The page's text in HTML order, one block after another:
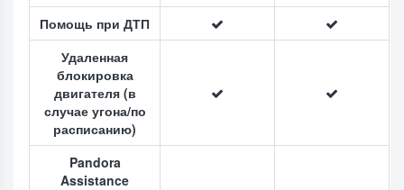
Помощь при ДТП
Удаленная
блокировка
двигателя (в
случае угона/по
расписанию)
Pandora
Assistance